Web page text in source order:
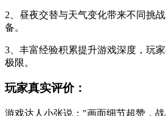
2、昼夜交替与天气变化带来不同挑
备。
3、丰富经验积累提升游戏深度，玩
极限。
玩家真实评价：
游戏达人小张说："画面细节超赞，